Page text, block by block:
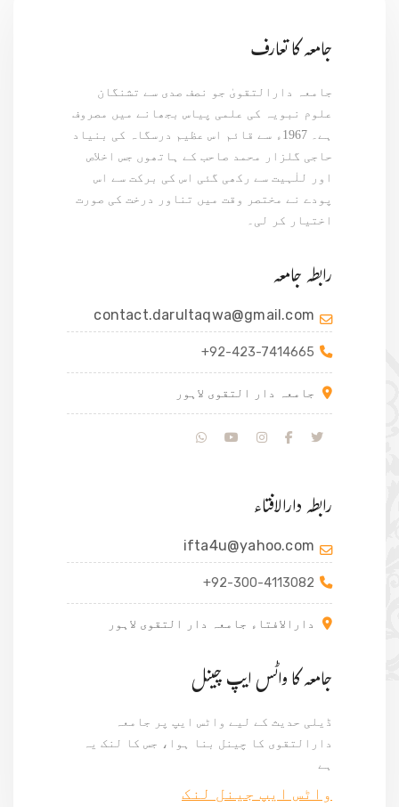
جامعہ کا تعارف
جامعہ دارالتقویٰ جو نصف صدی سے تشنگان
علوم نبویہ کی علمی پیاس بجھانے میں مصروف
ہے۔ 1967ء سے قائم اس عظیم درسگاہ کی بنیاد
حاجی گلزار محمد صاحب کے ہاتھوں جس اخلاص
اور للٰہیت سے رکھی گئی اس کی برکت سے اس
پودے نے مختصر وقت میں تناور درخت کی صورت
اختیار کر لی۔
رابطہ جامعہ
contact.darultaqwa@gmail.com
+92-423-7414665
جامعہ دار التقوی لاہور
رابطہ دارالافتاء
ifta4u@yahoo.com
+92-300-4113082
دارالافتاء جامعہ دار التقوی لاہور
جامعہ کا واٹس ایپ چینل
ڈیلی حدیث کے لیے واٹس ایپ پر جامعہ
دارالتقوی کا چینل بنا ہوا، جس کا لنک یہ
ہے
واٹس ایپ جینل لنک